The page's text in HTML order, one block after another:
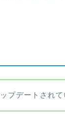
プデートされて